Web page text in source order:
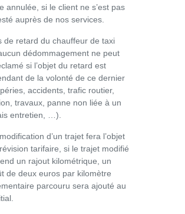
annulée, si le client ne s’est pas
auprès de nos services.
de retard du chauffeur de taxi
dédommagement ne peut
si l’objet du retard est
de la volonté de ce dernier
accidents, trafic routier,
travaux, panne non liée à un
entretien, …).
d’un trajet fera l’objet
tarifaire, si le trajet modifié
un rajout kilométrique, un
de deux euros par kilomètre
parcouru sera ajouté au